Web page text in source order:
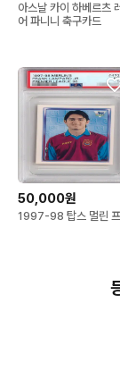
아스날 카이 하베르츠 레
어 파니니 축구카드
50,000원
1997-98 탑스 멀린